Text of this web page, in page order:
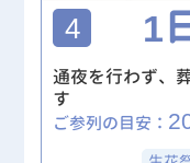
4 1
通夜を行わず、
す
ご参列の目安：